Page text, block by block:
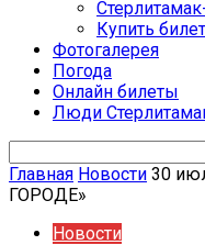
Купить
Фотогалерея
Погода
Онлайн билеты
Люди
Главная Новости 30
ГОРОДЕ»
Новости